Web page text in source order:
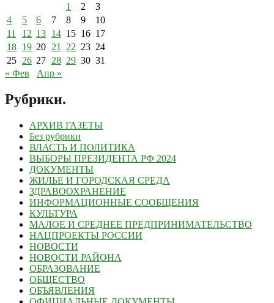
1
2
3
4
5 6 7 8 9
10
11
12 13 14 15 16 17
18 19 20 21 22 23 24
25 26 27 28 29 30 31
« Фев
Апр »
Рубрики.
АРХИВ ГАЗЕТЫ
Без рубрики
ВЛАСТЬ И ПОЛИТИКА
ВЫБОРЫ ПРЕЗИДЕНТА РФ 2024
ДОКУМЕНТЫ
ЖИЛЬЕ И ГОРОДСКАЯ СРЕДА
ЗДРАВООХРАНЕНИЕ
ИНФОРМАЦИОННЫЕ СООБЩЕНИЯ
КУЛЬТУРА
МАЛОЕ И СРЕДНЕЕ ПРЕДПРИНИМАТЕЛЬСТВО
НАЦПРОЕКТЫ РОССИИ
НОВОСТИ
НОВОСТИ РАЙОНА
ОБРАЗОВАНИЕ
ОБЩЕСТВО
ОБЪЯВЛЕНИЯ